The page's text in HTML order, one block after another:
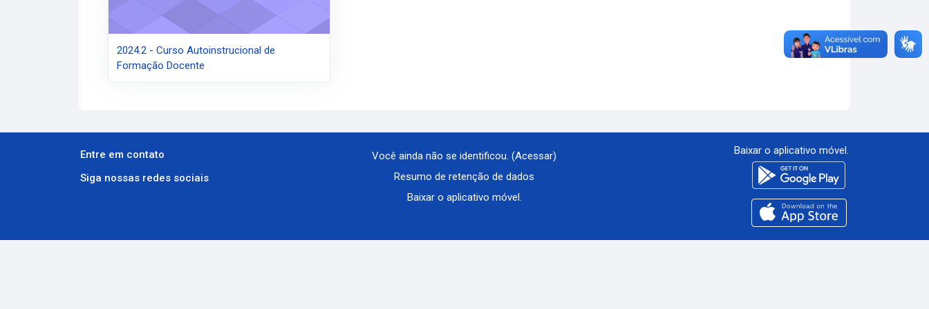
2024.2 - Curso Autoinstrucional de
Formação Docente
Entre em contato
Siga nossas redes sociais
Você ainda não se identificou. (Acessar)
Resumo de retenção de dados
Baixar o aplicativo móvel.
Baixar o aplicativo móvel.